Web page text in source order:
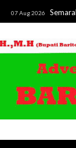
Semarak HUT RI